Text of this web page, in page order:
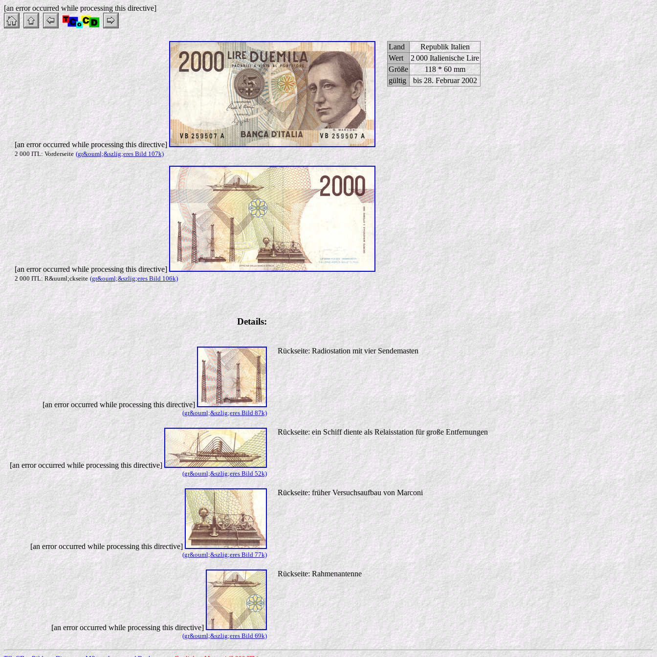
[an error occurred while processing this directive]
[an error occurred while processing this directive]
2 000 ITL: Vorderseite (gr&ouml;&szlig;eres Bild 107k)
[an error occurred while processing this directive]
2 000 ITL: R&uuml;ckseite (gr&ouml;&szlig;eres Bild 106k)
Land
Republik Italien
Wert
2 000 Italienische Lire
Größe
118 * 60 mm
gültig
bis 28. Februar 2002
Details:
[an error occurred while processing this directive]
(gr&ouml;&szlig;eres Bild 87k)
Rückseite: Radiostation mit vier Sendemasten
[an error occurred while processing this directive]
(gr&ouml;&szlig;eres Bild 52k)
Rückseite: ein Schiff diente als Relaisstation für große Entfernungen
[an error occurred while processing this directive]
(gr&ouml;&szlig;eres Bild 77k)
Rückseite: früher Versuchsaufbau von Marconi
[an error occurred while processing this directive]
(gr&ouml;&szlig;eres Bild 69k)
Rückseite: Rahmenantenne